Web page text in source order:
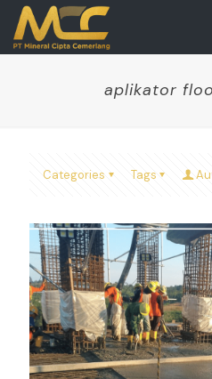
aplikator
Categories Tags